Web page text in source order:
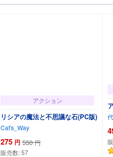
アクション
リシアの魔法と不思議な石(PC版)
Cat's_Way
275 円 550 円
販売数:57